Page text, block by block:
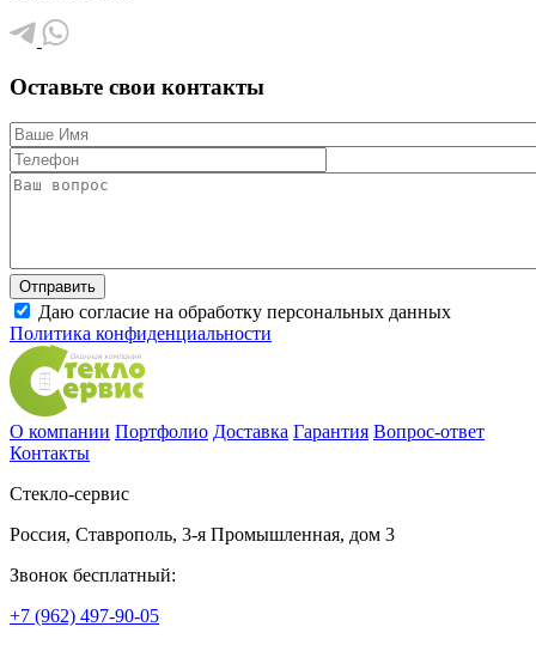
Оставьте свои контакты
Даю согласие на обработку персональных данных
Политика конфиденциальности
О компании Портфолио Доставка Гарантия Вопрос-ответ
Контакты
Стекло-сервис
Россия, Ставрополь, 3-я Промышленная, дом 3
Звонок бесплатный:
+7 (962) 497-90-05